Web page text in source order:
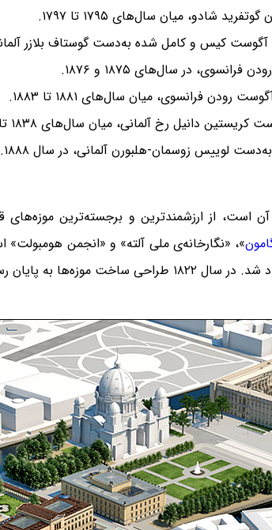
شادو، میان سال‌های ۱۷۹۵ تا ۱۷۹۷.
کیس و کامل شده به‌دست گوستاف بلازر آلمانی،
در سال‌های ۱۸۷۵ و ۱۸۷۶.
فرانسوی، میان سال‌های ۱۸۸۱ تا ۱۸۸۳.
دانیل رخ آلمانی، میان سال‌های ۱۸۳۸ تا ۱۸۴۵.
لوییس زوسمان-هلبورن آلمانی، در سال ۱۸۸۸.
۱۸۳۰ تا ۱۹۳۰ ساخته شدند.